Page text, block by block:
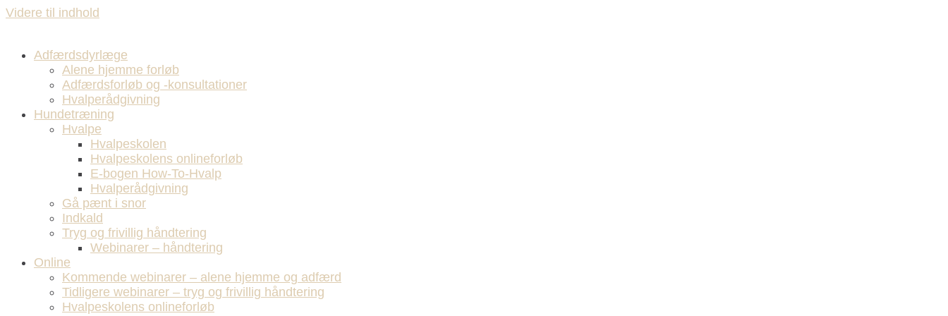
Videre til indhold
Adfærdsdyrlæge
Alene hjemme forløb
Adfærdsforløb og -konsultationer
Hvalperådgivning
Hundetræning
Hvalpe
Hvalpeskolen
Hvalpeskolens onlineforløb
E-bogen How-To-Hvalp
Hvalperådgivning
Gå pænt i snor
Indkald
Tryg og frivillig håndtering
Webinarer – håndtering
Online
Kommende webinarer – alene hjemme og adfærd
Tidligere webinarer – tryg og frivillig håndtering
Hvalpeskolens onlineforløb